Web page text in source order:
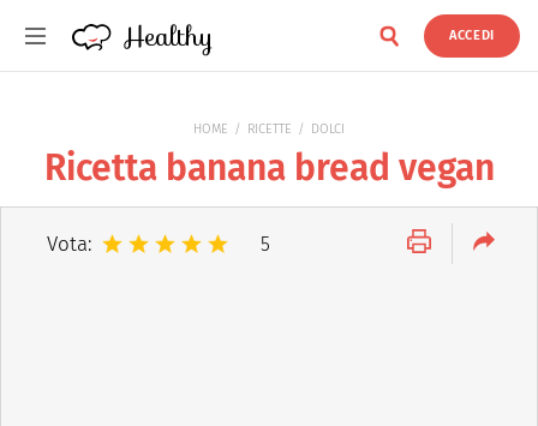
Healthy
Healthy ACCEDI
HOME RICETTE DOLCI
Ricetta banana bread vegan
Vota: 5